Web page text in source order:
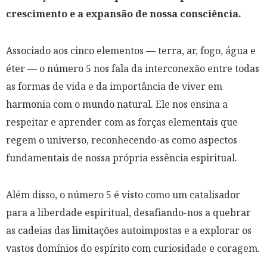
crescimento e a expansão de nossa consciência.
Associado aos cinco elementos — terra, ar, fogo, água e
éter — o número 5 nos fala da interconexão entre todas
as formas de vida e da importância de viver em
harmonia com o mundo natural. Ele nos ensina a
respeitar e aprender com as forças elementais que
regem o universo, reconhecendo-as como aspectos
fundamentais de nossa própria essência espiritual.
Além disso, o número 5 é visto como um catalisador
para a liberdade espiritual, desafiando-nos a quebrar
as cadeias das limitações autoimpostas e a explorar os
vastos domínios do espírito com curiosidade e coragem.